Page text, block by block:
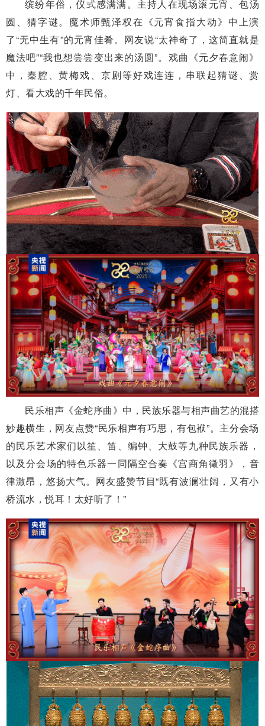
缤纷年俗，仪式感满满。主持人在现场滚元宵、包汤
圆、猜字谜。魔术师甄泽权在《元宵食指大动》中上演
了“无中生有”的元宵佳肴。网友说“太神奇了，这简直就是
魔法吧”“我也想尝尝变出来的汤圆”。戏曲《元夕春意闹》
中，秦腔、黄梅戏、京剧等好戏连连，串联起猜谜、赏
灯、看大戏的千年民俗。
民乐相声《金蛇序曲》中，民族乐器与相声曲艺的混搭
妙趣横生，网友点赞“民乐相声有巧思，有包袱”。主分会场
的民乐艺术家们以笙、笛、编钟、大鼓等九种民族乐器，
以及分会场的特色乐器一同隔空合奏《宫商角徵羽》，音
律激昂，悠扬大气。网友盛赞节目“既有波澜壮阔，又有小
桥流水，悦耳！太好听了！”